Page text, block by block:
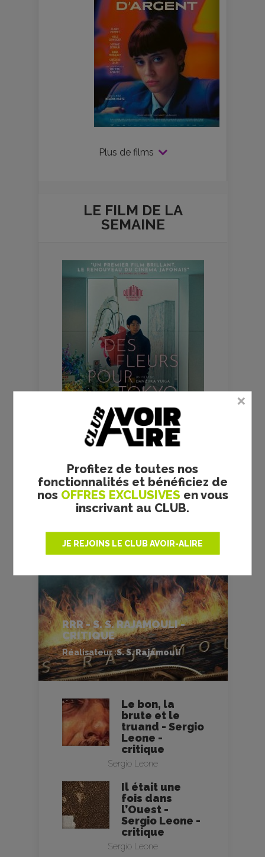
Profitez de toutes nos
fonctionnalités et bénéficiez de
nos OFFRES EXCLUSIVES en vous
inscrivant au CLUB.
JE REJOINS LE CLUB AVOIR-ALIRE
Plus de films
LE FILM DE LA
SEMAINE
FILMSCULTES
RRR - S. S. RAJAMOULI -
CRITIQUE
Réalisateur :S. S. Rajamouli
Le bon, la
brute et le
truand - Sergio
Leone -
critique
Sergio Leone
Il était une
fois dans
l’Ouest -
Sergio Leone -
critique
Sergio Leone